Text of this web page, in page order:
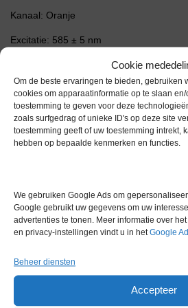
Cookie
Om de beste ervaringen te bieden, gebruiken
cookies om apparaatinformatie op te slaan
toestemming te geven voor deze
zoals surfgedrag of unieke ID's op deze site
toestemming geeft of uw toestemming intrekt,
hebben op bepaalde kenmerken en functies.
We gebruiken Google Ads om
Google gebruikt uw gegevens om uw
advertenties te tonen. Meer informatie over
en privacy-instellingen vindt u in hetGoogle
Beheer diensten
Accepteer
Kanaal: Oranje
Excitatie: 585 ± 5 nm
Voorbeelden van gedetecteerde
610, Cy 3.5, Texas Red, Alexa Fluor 568
Kanaal: Rood
Voorbeelden van gedetecteerde
LightCycler Red640, Alexa Fluor 633
Excitatie: 680 ± 5 nm